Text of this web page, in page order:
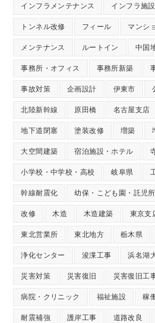
インフラメンテナンス インフラ施設
トンネル改修 フィール マンシ
メンテナンス ルートイン 中国
事務所・オフィス 事務所新築
事故対策 企画設計 伊東市
北陸新幹線 原田橋 名古屋支店
地下道閉塞 塗装改修 増築
大空間建築 宿泊施設・ホテル
小学校・中学校・高校 岐阜県
幹線耐震化 幼保・こども園・託児所
改修 木造 木造建築 東京支
東北営業所 東北地方 栃木県
浄化センター 浚渫工事 浜名湖
災害対策 災害復旧 災害復旧工
病院・クリニック 福祉施設 稼
耐震補強 護岸工事 道路改良